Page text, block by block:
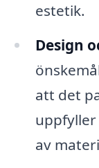
estetik.
Design
att det
uppfyller
av